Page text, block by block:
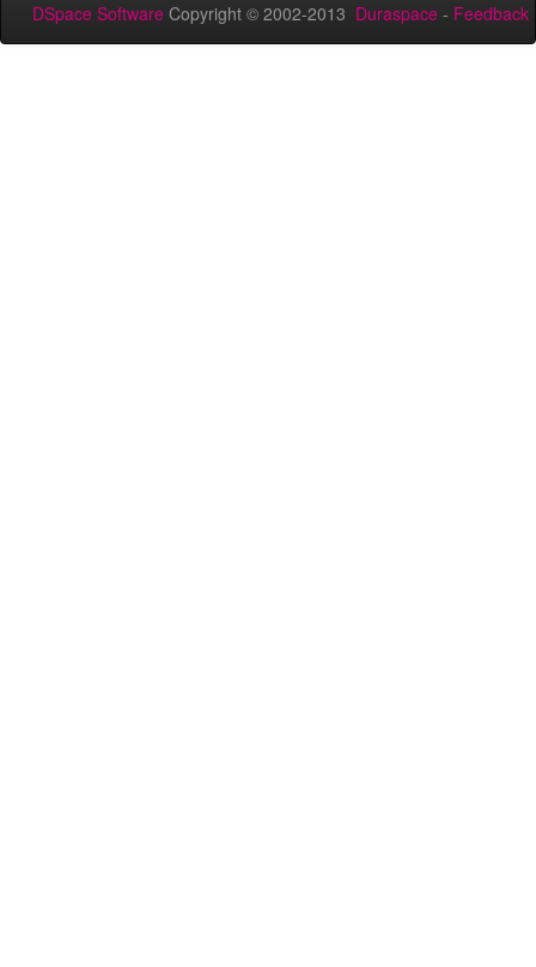
DSpace Software Copyright © 2002-2013 Duraspace - Feedback